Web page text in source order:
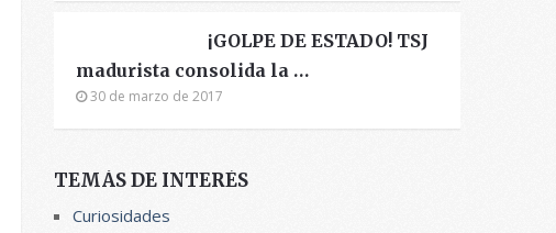
¡GOLPE DE ESTADO! TSJ
madurista consolida la …
30 de marzo de 2017
TEMÁS DE INTERÉS
Curiosidades